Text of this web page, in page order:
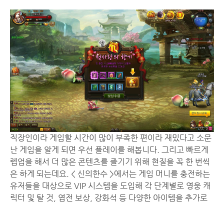
직장인이라 게임할 시간이 많이 부족한 편이라 재밌다고 소문
난 게임을 알게 되면 우선 플레이를 해봅니다. 그리고 빠르게
렙업을 해서 더 많은 콘텐츠를 즐기기 위해 현질을 꼭 한 번씩
은 하게 되는데요. < 신의한수 >에서는 게임 머니를 충전하는
유저들을 대상으로 VIP 시스템을 도입해 각 단계별로 영웅 캐
릭터 및 탈 것, 엽전 보상, 강화석 등 다양한 아이템을 추가로